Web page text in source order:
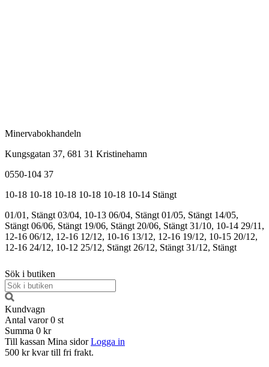
Minervabokhandeln
Kungsgatan 37, 681 31 Kristinehamn
0550-104 37
10-18 10-18 10-18 10-18 10-18 10-14 Stängt
01/01, Stängt 03/04, 10-13 06/04, Stängt 01/05, Stängt 14/05,
Stängt 06/06, Stängt 19/06, Stängt 20/06, Stängt 31/10, 10-14 29/11,
12-16 06/12, 12-16 12/12, 10-16 13/12, 12-16 19/12, 10-15 20/12,
12-16 24/12, 10-12 25/12, Stängt 26/12, Stängt 31/12, Stängt
Sök i butiken
Kundvagn
Antal varor 0 st
Summa 0 kr
Till kassan Mina sidor Logga in
500 kr kvar till fri frakt.